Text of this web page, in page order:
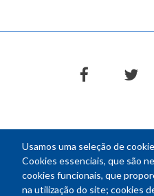
Usamos uma seleção de
Cookies essenciais, que são
cookies funcionais, que
na utilização do site; cookies
facebook
NEWSLETTER